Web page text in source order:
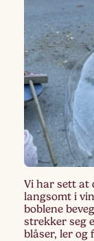
Vi har sett at
langsomt i
boblene
strekker seg
blåser, ler og